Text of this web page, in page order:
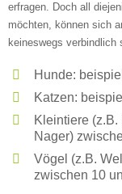
erfragen. Doch all
möchten, können sich
keineswegs verbindlich
Hunde:
Katzen:
Kleintiere
Nager)
Vögel (z.B.
zwischen 10